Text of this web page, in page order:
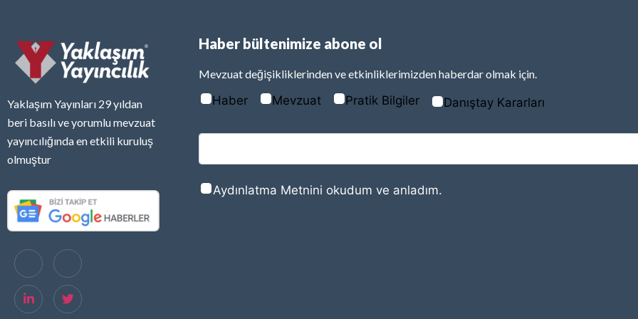
Yaklaşım Yayınları 29 yıldan
beri basılı ve yorumlu mevzuat
yayıncılığında en etkili kuruluş
olmuştur
Haber bültenimize abone ol
Mevzuat değişikliklerinden ve etkinliklerimizden haberdar olmak için.
Haber Mevzuat Pratik Bilgiler Danıştay Kararları
Aydınlatma Metnini okudum ve anladım.